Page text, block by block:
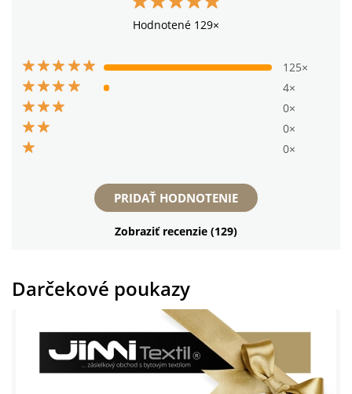
Hodnotené 129×
125×
4×
0×
0×
0×
PRIDAŤ HODNOTENIE
Zobraziť recenzie (129)
Darčekové poukazy